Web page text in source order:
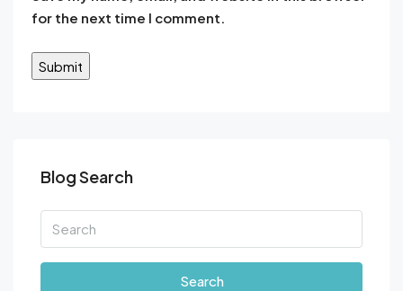
for the next time I comment.
Blog Search
Search